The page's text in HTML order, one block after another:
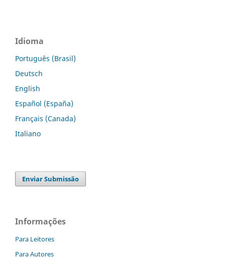
Idioma
Português (Brasil)
Deutsch
English
Español (España)
Français (Canada)
Italiano
Enviar Submissão
Informações
Para Leitores
Para Autores